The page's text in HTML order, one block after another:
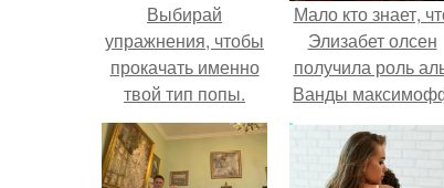
Выбирай
упражнения, чтобы
прокачать именно
твой тип попы.
Мало кто знает,
Элизабет олсен
получила роль
Ванды
не сразу.